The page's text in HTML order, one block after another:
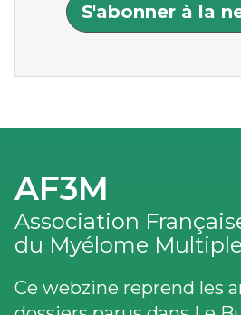
S'abonner à la
AF3M
Association
du Myélome Multiple
Ce webzine reprend les